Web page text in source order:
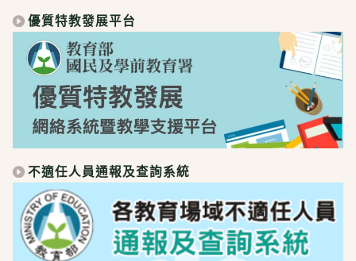
優質特教發展平台
不適任人員通報及查詢系統